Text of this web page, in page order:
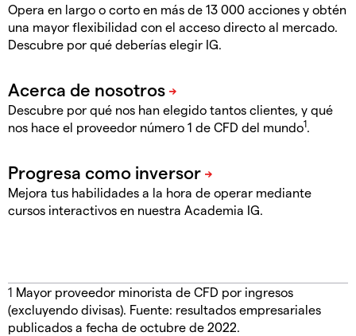
Opera en largo o corto en más de 13 000 acciones y obtén
una mayor flexibilidad con el acceso directo al mercado.
Descubre por qué deberías elegir IG.
Descubre por qué nos han elegido tantos clientes, y qué
nos hace el proveedor número 1 de CFD del mundo1.
Mejora tus habilidades a la hora de operar mediante
cursos interactivos en nuestra Academia IG.
1 Mayor proveedor minorista de CFD por ingresos
(excluyendo divisas). Fuente: resultados empresariales
publicados a fecha de octubre de 2022.